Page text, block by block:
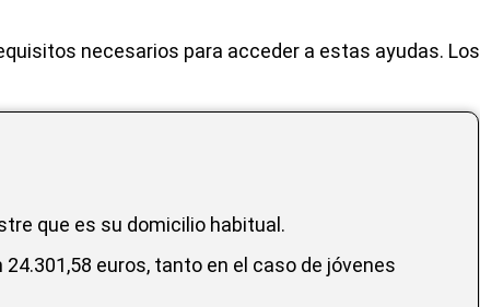
necesarios para acceder a estas ayudas. Los
que es su domicilio habitual.
euros, tanto en el caso de jóvenes